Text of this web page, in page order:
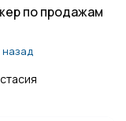
по продажам